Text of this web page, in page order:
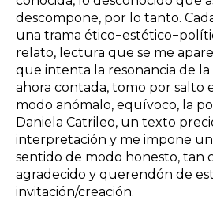
descompone, por lo tanto.
una trama
relato, lectura que se me
que intenta la resonancia de
ahora contada, tomo por salto
modo anómalo, equívoco, la
Daniela Catrileo, un texto
interpretación y me impone
sentido de modo honesto, tan
agradecido y querendón de
invitación/creación.